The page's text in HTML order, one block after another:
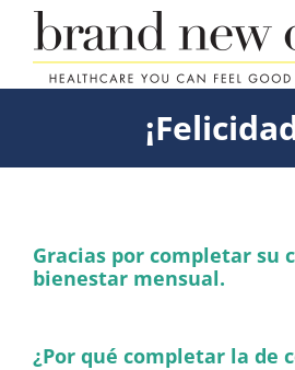
Skip
content
Gracias por completar su
bienestar mensual.
¿Por qué completar la de